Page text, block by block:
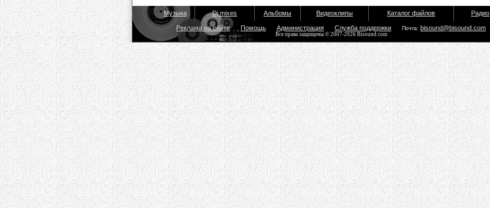
Музыка Dj mixes Альбомы Видеоклипы Каталог файлов Радио
Реклама на сайте Помощь Администрация Служба поддержки Почта: bisound@bisound.com
Все права защищены © 2007-2026 Bisound.com